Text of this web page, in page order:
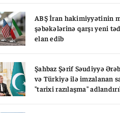
ABŞ İran hakimiyyətinin
şəbəkələrinə qarşı yeni
elan edib
Şahbaz Şərif Səudiyyə
və Türkiyə ilə imzalanan
"tarixi razılaşma"